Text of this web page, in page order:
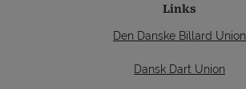
Links
Den Danske Billard Union
Dansk Dart Union